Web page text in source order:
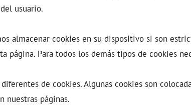
usuario.
almacenar cookies en su dispositivo si son
página. Para todos los demás tipos de cookies
de cookies. Algunas cookies son
nuestras páginas.